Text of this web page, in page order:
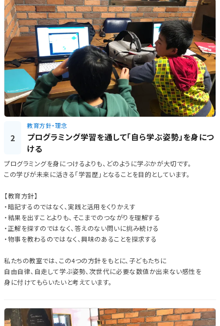
2
教育方針・理念
プログラミング学習を通して「自ら学ぶ姿勢」を身につ
ける
プログラミングを身につけるよりも、どのように学ぶかが大切です。
この学びが未来に活きる「学習歴」となることを目的としています。
【教育方針】
・暗記するのではなく、実践と活用をくりかえす
・結果を出すことよりも、そこまでのつながりを理解する
・正解を探すのではなく、答えのない問いに挑み続ける
・物事を教わるのではなく、興味のあることを探求する
私たちの教室では、この4つの方針をもとに、子どもたちに
自由自律、自走して学ぶ姿勢、次世代に必要な数値か出来ない感性を
身に付けてもらいたいと考えています。